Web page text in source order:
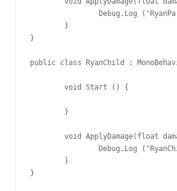
}
public class RyanChild :
}